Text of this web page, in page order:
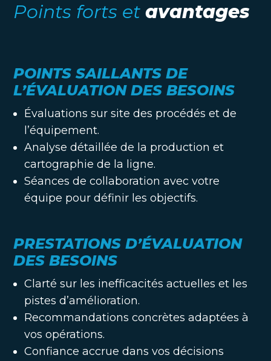
Points forts etavantages
POINTS SAILLANTS DE
L’ÉVALUATION DES BESOINS
Évaluations sur site des procédés et de
l’équipement.
Analyse détaillée de la production et
cartographie de la ligne.
Séances de collaboration avec votre
équipe pour définir les objectifs.
PRESTATIONS D’ÉVALUATION
DES BESOINS
Clarté sur les inefficacités actuelles et les
pistes d’amélioration.
Recommandations concrètes adaptées à
vos opérations.
Confiance accrue dans vos décisions